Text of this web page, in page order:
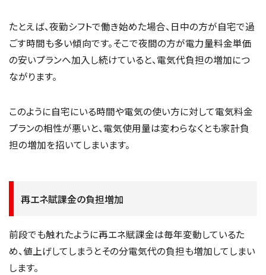
たとえば、夜勤シフトで働き始めた場合、日中の方が自宅で過
ごす時間も多い傾向です。そこで夜間の方が電力量料金単価
の安いプランへ加入し続けていると、電気代負担の増加につ
ながります。
このように自宅にいる時間や電気の使い方に対して電気料金
プランの相性が悪いと、電気使用量は変わらなくとも家計負
担の増加を招いてしまいます。
再エネ賦課金の負担増加
前段でも触れたように再エネ賦課金は毎年変動しているた
め、値上げしてしまうとその分電気代の負担も増加してしまい
します。